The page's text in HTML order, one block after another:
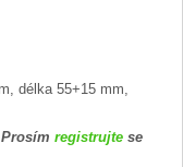
délka 55+15 mm,
registrujte se